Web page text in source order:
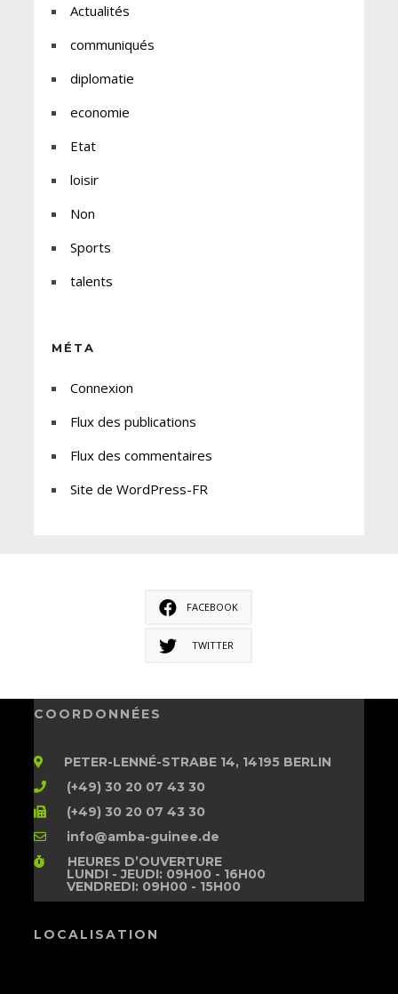
Actualités
communiqués
diplomatie
economie
Etat
loisir
Non
Sports
talents
MÉTA
Connexion
Flux des publications
Flux des commentaires
Site de WordPress-FR
FACEBOOK
TWITTER
COORDONNÉES
PETER-LENNÉ-STRABE 14, 14195 BERLIN
(+49) 30 20 07 43 30
(+49) 30 20 07 43 30
info@amba-guinee.de
HEURES D’OUVERTURE
LUNDI - JEUDI: 09H00 - 16H00
VENDREDI: 09H00 - 15H00
LOCALISATION